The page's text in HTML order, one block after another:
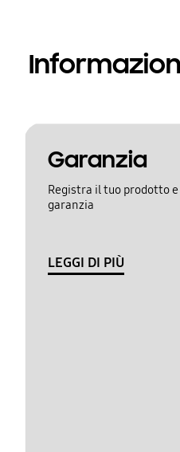
Garanzia
Registra il tuo prodotto
garanzia
LEGGI DI PIÙ